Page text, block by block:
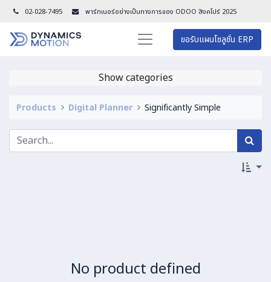
02-028-7495 พาร์ทเนอร์อย่างเป็นทางการของ ODOO สิงคโปร์ 2025
ขอรับแผนโซลูชั่น ERP
Show categories
Products Digital Planner Significantly Simple
No product defined